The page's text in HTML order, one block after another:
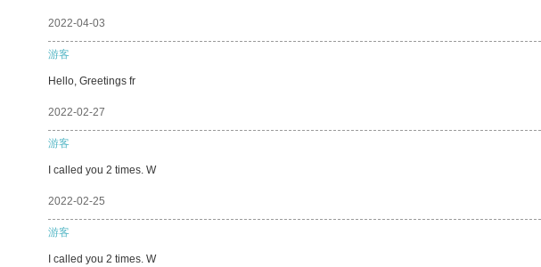
2022-04-03
游客
Hello, Greetings fr
2022-02-27
游客
I called you 2 times. W
2022-02-25
游客
I called you 2 times. W